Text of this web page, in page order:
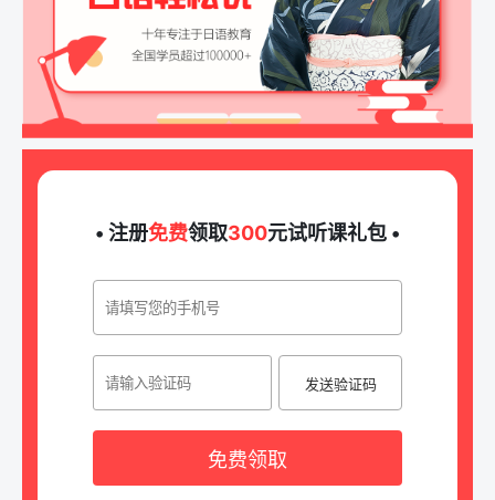
• 注册免费领取300元试听课礼包 •
发送验证码
免费领取